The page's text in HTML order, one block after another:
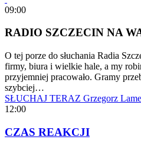
09:00
RADIO SZCZECIN NA
O tej porze do słuchania Radia
firmy, biura i wielkie hale, a my
przyjemniej pracowało. Gramy
szybciej…
SŁUCHAJ TERAZ Grzegorz
12:00
CZAS REAKCJI